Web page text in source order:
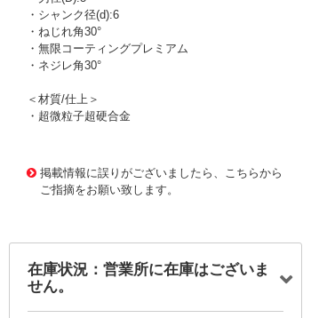
・シャンク径(d):6
・ねじれ角30°
・無限コーティングプレミアム
・ネジレ角30°
＜材質/仕上＞
・超微粒子超硬合金
掲載情報に誤りがございましたら、こちらから
ご指摘をお願い致します。
在庫状況：営業所に在庫はございま
せん。